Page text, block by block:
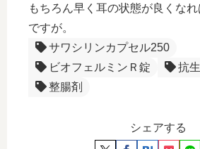
もちろん早く耳の状態が良くな
ですが。
サワシリンカプセル250
ビオフェルミンＲ錠
抗
整腸剤
シェアする